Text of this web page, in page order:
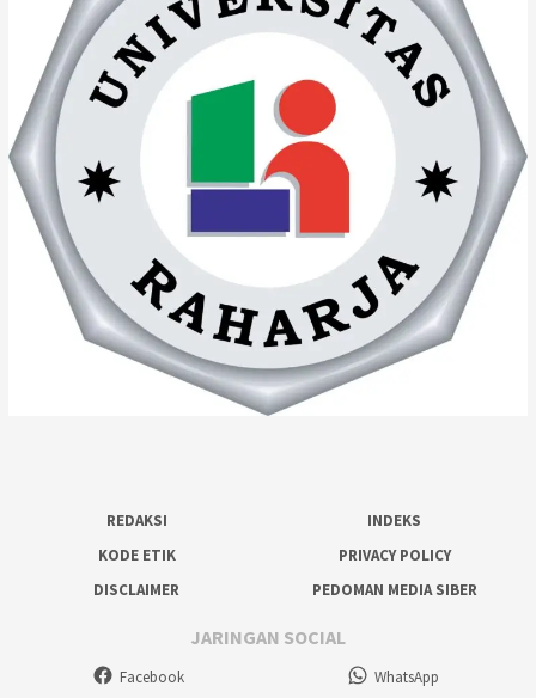
REDAKSI
INDEKS
KODE ETIK
PRIVACY POLICY
DISCLAIMER
PEDOMAN MEDIA SIBER
JARINGAN SOCIAL
Facebook WhatsApp